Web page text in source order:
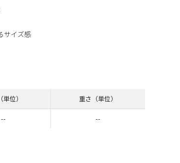
サイズ感
位） 重さ（単位）
-- --